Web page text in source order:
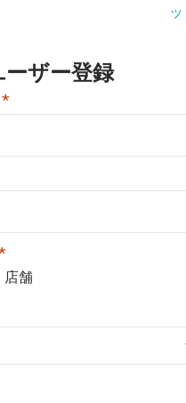
ッ
ーザー登録
*
店舗